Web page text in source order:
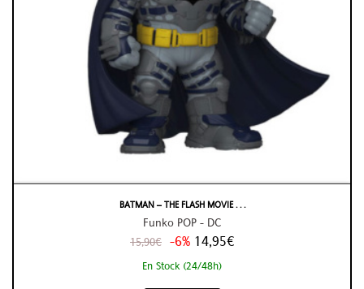
BATMAN – THE FLASH MOVIE . . .
Funko POP - DC
15,90€ -6% 14,95€
En Stock (24/48h)